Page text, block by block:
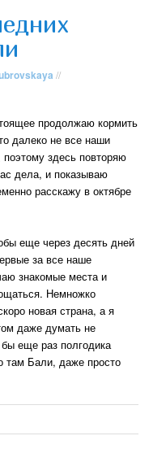
//
продолжаю кормить
далеко не все наши
здесь повторяю
дела, и показываю
расскажу в октябре
еще через десять дней
за все наше
знакомые места и
Немножко
новая страна, а я
даже думать не
еще раз полгодика
там Бали, даже просто